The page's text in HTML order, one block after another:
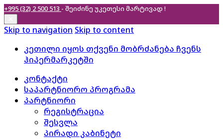
+995 (32) 2 500 513 - შეიძინე უკეთესი მარტივად !
Skip to navigation Skip to content
კეთილი იყოს თქვენი მობრძანება ჩვენს
ჰიპერმარკეტში
კონტაქტი
საპარტნიორო პროგრამა
პარტნიორი
რეგისტრაცია
შესვლა
პირადი კაბინეტი